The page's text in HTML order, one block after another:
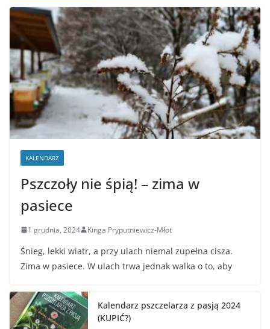
KALENDARZ
Pszczoły nie śpią! – zima w
pasiece
1 grudnia, 2024 Kinga Pryputniewicz-Młot
Śnieg, lekki wiatr, a przy ulach niemal zupełna cisza.
Zima w pasiece. W ulach trwa jednak walka o to, aby
Kalendarz pszczelarza z pasją 2024
(KUPIĆ?)